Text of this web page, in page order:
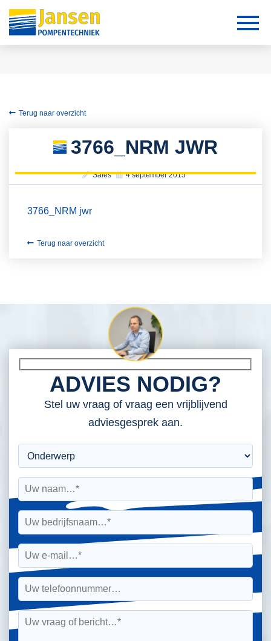
Terug naar overzicht
3766_NRM JWR
Sales 4 september 2015
3766_NRM jwr
Terug naar overzicht
ADVIES NODIG?
Stel uw vraag of vraag een vrijblijvend
adviesgesprek aan.